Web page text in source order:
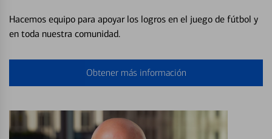
Hacemos equipo para apoyar los logros en el juego de fútbol y
en toda nuestra comunidad.
Obtener más información